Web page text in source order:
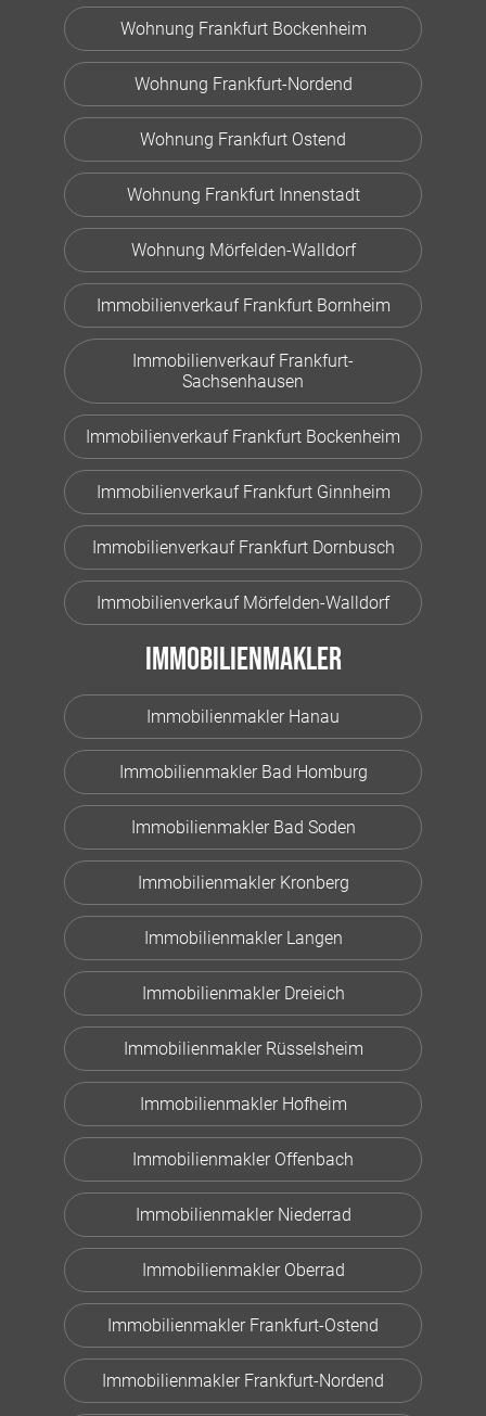
Wohnung Frankfurt Bockenheim
Wohnung Frankfurt-Nordend
Wohnung Frankfurt Ostend
Wohnung Frankfurt Innenstadt
Wohnung Mörfelden-Walldorf
Immobilienverkauf Frankfurt Bornheim
Immobilienverkauf Frankfurt-
Sachsenhausen
Immobilienverkauf Frankfurt Bockenheim
Immobilienverkauf Frankfurt Ginnheim
Immobilienverkauf Frankfurt Dornbusch
Immobilienverkauf Mörfelden-Walldorf
Immobilienmakler
Immobilienmakler Hanau
Immobilienmakler Bad Homburg
Immobilienmakler Bad Soden
Immobilienmakler Kronberg
Immobilienmakler Langen
Immobilienmakler Dreieich
Immobilienmakler Rüsselsheim
Immobilienmakler Hofheim
Immobilienmakler Offenbach
Immobilienmakler Niederrad
Immobilienmakler Oberrad
Immobilienmakler Frankfurt-Ostend
Immobilienmakler Frankfurt-Nordend